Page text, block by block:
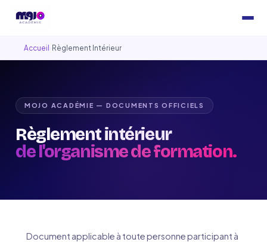
Accueil Règlement Intérieur
MOJO ACADÉMIE — DOCUMENTS OFFICIELS
Règlement intérieur
de l'organisme de formation.
Document applicable à toute personne participant à